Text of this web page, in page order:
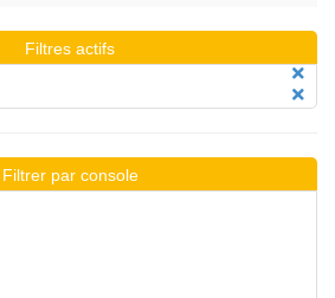
Filtres actifs
Filtrer par console